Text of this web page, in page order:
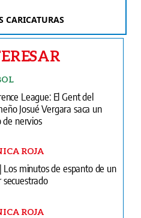
CARICATURAS
League: El Gent del
Josué Vergara saca un
nervios
ROJA
Los minutos de espanto de un
secuestrado
ROJA